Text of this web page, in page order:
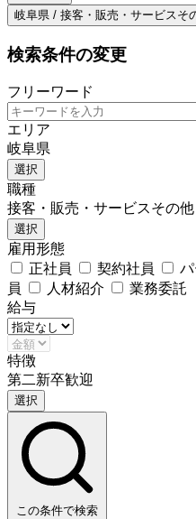
岐阜県 / 接客・販売・サービスそ
検索条件の変更
フリーワード
エリア
岐阜県
選択
職種
接客・販売・サービスその他
選択
雇用形態
正社員
契約社員 パ
員
人材紹介
業務委託
給与
特徴
第二新卒歓迎
選択
この条件で検索